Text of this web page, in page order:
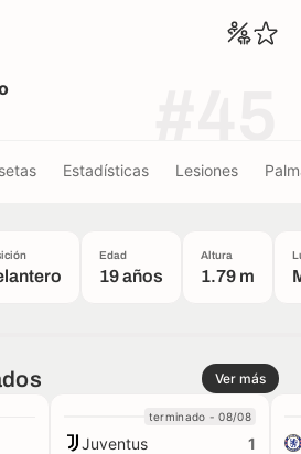
Estadísticas Lesiones
Edad
19 años
Altura
1.79 m
Ver más
terminado - 08/08
Juventus
1